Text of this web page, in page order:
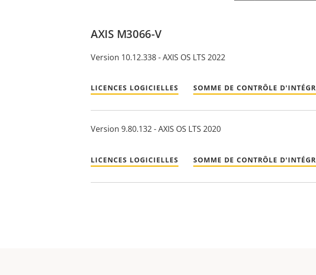
AXIS M3066-V
Version 10.12.338 - AXIS OS LTS 2022
LICENCES LOGICIELLES SOMME DE CONTRÔLE
Version 9.80.132 - AXIS OS LTS 2020
LICENCES LOGICIELLES SOMME DE CONTRÔLE